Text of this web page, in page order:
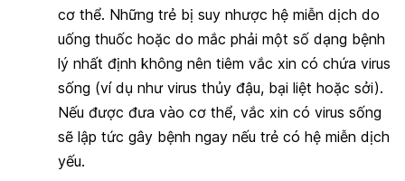
cơ thể. Những trẻ bị suy nhược hệ miễn dịch do
uống thuốc hoặc do mắc phải một số dạng bệnh
lý nhất định không nên tiêm vắc xin có chứa virus
sống (ví dụ như virus thủy đậu, bại liệt hoặc sởi).
Nếu được đưa vào cơ thể, vắc xin có virus sống
sẽ lập tức gây bệnh ngay nếu trẻ có hệ miễn dịch
yếu.